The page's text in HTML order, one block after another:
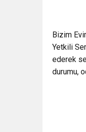
Bizim
Yetkili
ederek
durumu,